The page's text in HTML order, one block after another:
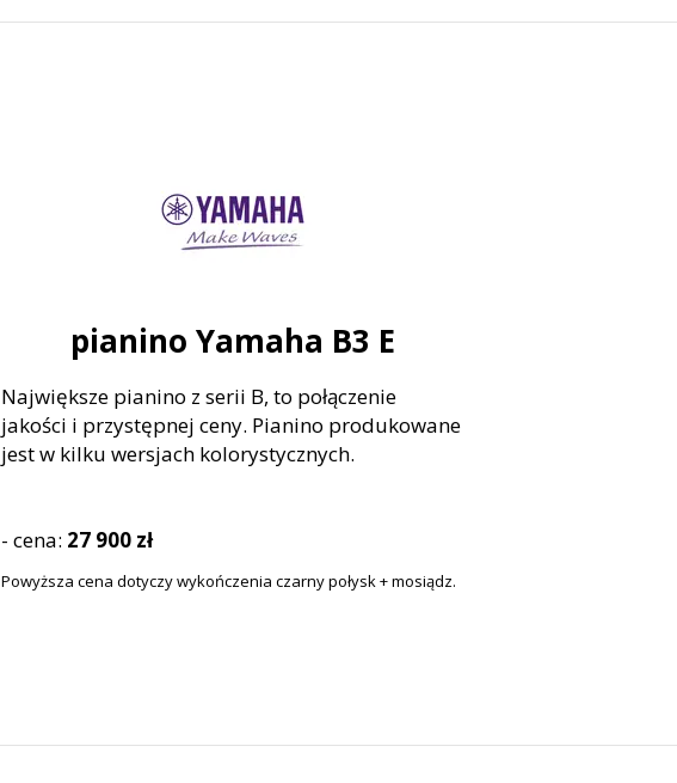
Największe pianino z serii B, to połączenie
jakości i przystępnej ceny. Pianino produkowane
jest w kilku wersjach kolorystycznych.
- cena: 27 900 zł
Powyższa cena dotyczy wykończenia czarny połysk + mosiądz.
pianino Yamaha B3 E